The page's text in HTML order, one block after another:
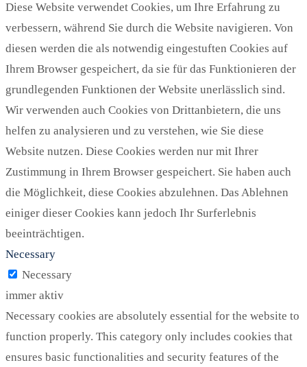
Diese Website verwendet Cookies, um Ihre Erfahrung zu
verbessern, während Sie durch die Website navigieren. Von
diesen werden die als notwendig eingestuften Cookies auf
Ihrem Browser gespeichert, da sie für das Funktionieren der
grundlegenden Funktionen der Website unerlässlich sind.
Wir verwenden auch Cookies von Drittanbietern, die uns
helfen zu analysieren und zu verstehen, wie Sie diese
Website nutzen. Diese Cookies werden nur mit Ihrer
Zustimmung in Ihrem Browser gespeichert. Sie haben auch
die Möglichkeit, diese Cookies abzulehnen. Das Ablehnen
einiger dieser Cookies kann jedoch Ihr Surferlebnis
beeinträchtigen.
Necessary
Necessary
immer aktiv
Necessary cookies are absolutely essential for the website to
function properly. This category only includes cookies that
ensures basic functionalities and security features of the